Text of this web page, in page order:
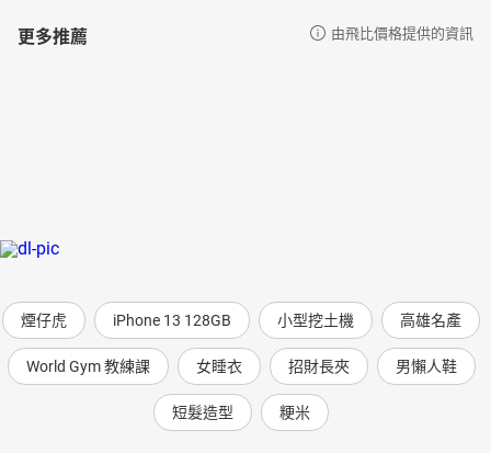
更多推薦 由飛比價格提供的資訊
煙仔虎 iPhone 13 128GB 小型挖土機 高雄名產
World Gym 教練課 女睡衣 招財長夾 男懶人鞋
短髮造型 粳米